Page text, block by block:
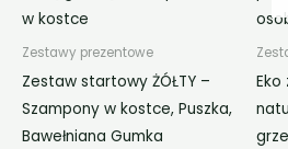
Zestawy prezentowe
Zestaw startowy ŻÓŁTY –
Szampony w kostce, Puszka,
Bawełniana Gumka